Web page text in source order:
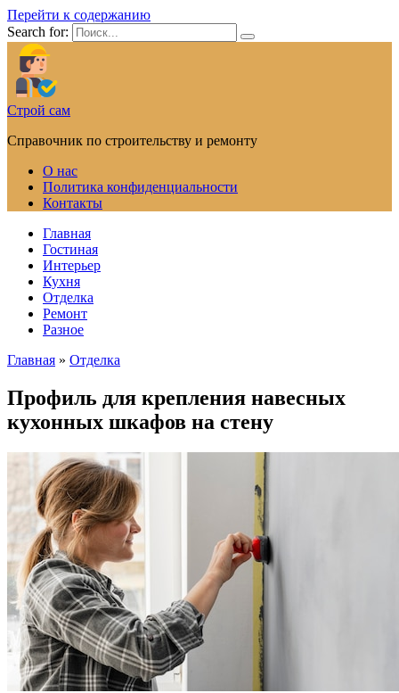
Перейти к содержанию
Search for:
Строй сам
Справочник по строительству и ремонту
О нас
Политика конфиденциальности
Контакты
Главная
Гостиная
Интерьер
Кухня
Отделка
Ремонт
Разное
Главная » Отделка
Профиль для крепления навесных
кухонных шкафов на стену